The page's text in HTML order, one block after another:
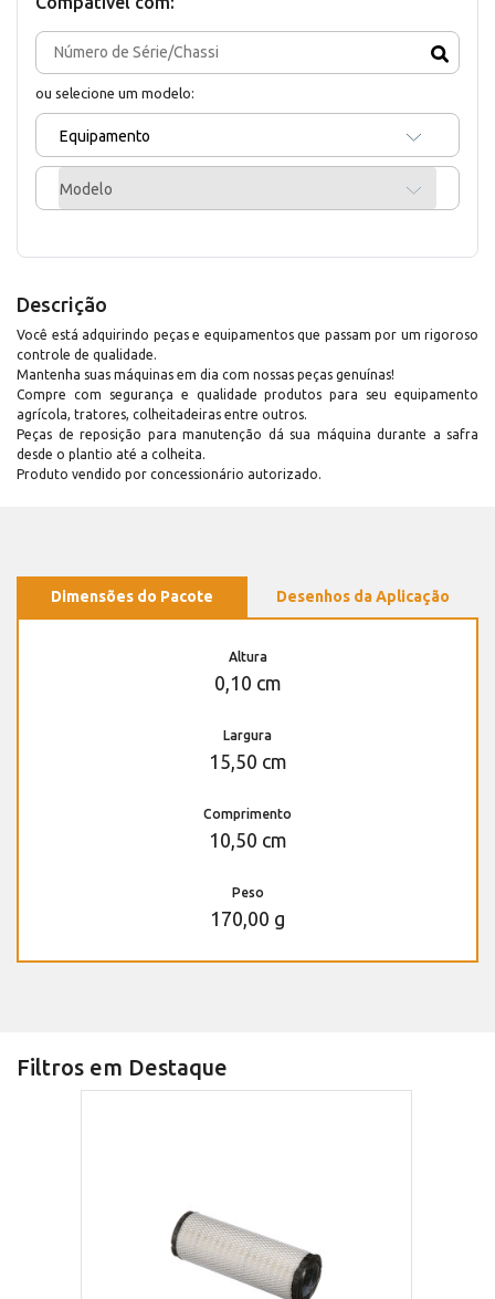
ou selecione um modelo:
Equipamento
Modelo
Descrição
Você está adquirindo peças e equipamentos que passam por um rigoroso
controle de qualidade.
Mantenha suas máquinas em dia com nossas peças genuínas!
Compre com segurança e qualidade produtos para seu equipamento
agrícola, tratores, colheitadeiras entre outros.
Peças de reposição para manutenção dá sua máquina durante a safra
desde o plantio até a colheita.
Produto vendido por concessionário autorizado.
Dimensões do Pacote Desenhos da Aplicação
Altura
0,10 cm
Largura
15,50 cm
Comprimento
10,50 cm
Peso
170,00 g
Filtros em Destaque